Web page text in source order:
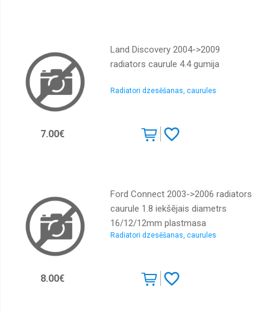
Radiatori
salona,
caurules
Radiatori
Radiatoru
Ventilatori
salona
Izplešanās
tvertnes
Kondicionieru
Land Discovery 2004->2009
radiators caurule 4.4 gumija
Radiatori dzesēšanas, caurules
7.00€
Ford Connect 2003->2006 radiators
caurule 1.8 iekšējais diametrs
16/12/12mm plastmasa
Radiatori dzesēšanas, caurules
8.00€